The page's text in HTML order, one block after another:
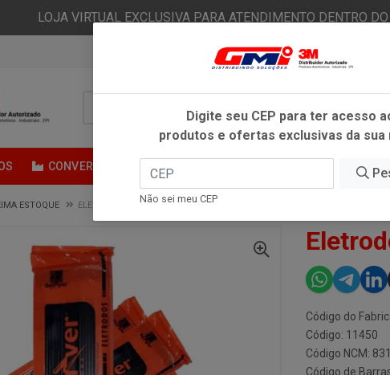
LOJA VIRTUAL EXCLUSIVA PARA ATENDIMENTO DENTRO
Já é cliente? -
CONVERSÃO FITAS ADESIVAS ESTÉTICA
ESTOQUE ELETRODO 7018 2.50MM 1KG DENVER
Código do
Código: 11450
Código NCM:
Código de
Digite seu CEP para ter acesso
produtos e ofertas exclusivas da sua
Não sei meu CEP